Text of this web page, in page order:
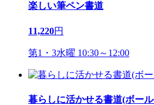
楽しい筆ペン書道
11,220円
第1・3水曜 10:30～12:00
暮らしに活かせる書道(ボー